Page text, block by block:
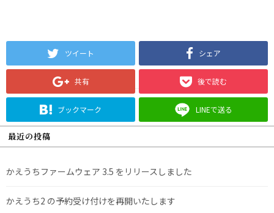
ツイート シェア
共有 後で読む
ブックマーク LINEで送る
最近の投稿
かえうちファームウェア 3.5 をリリースしました
かえうち2 の予約受け付けを再開いたします